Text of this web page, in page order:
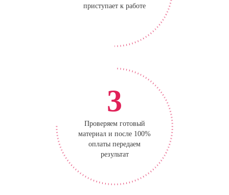
приступает к работе
3
Проверяем готовый
материал и после 100%
оплаты передаем
результат